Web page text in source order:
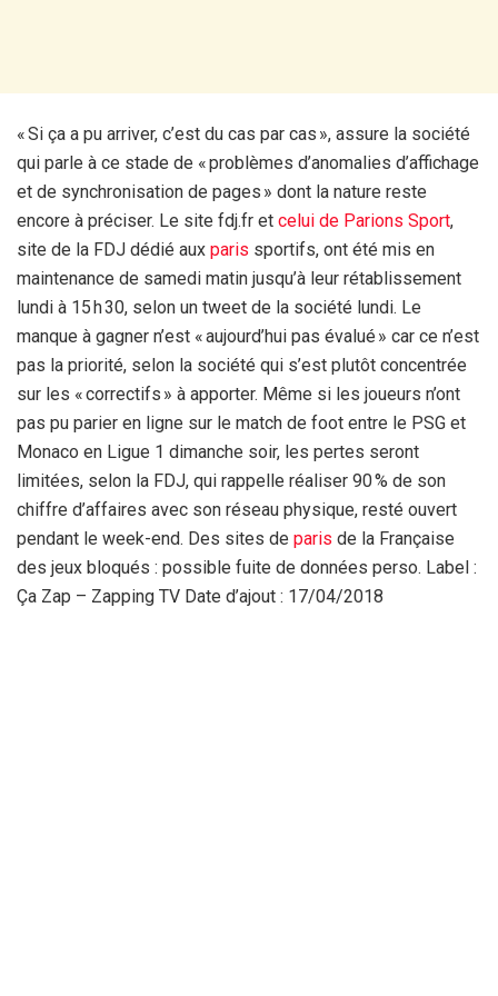
« Si ça a pu arriver, c’est du cas par cas », assure la société
qui parle à ce stade de « problèmes d’anomalies d’affichage
et de synchronisation de pages » dont la nature reste
encore à préciser. Le site fdj.fr et celui de Parions Sport,
site de la FDJ dédié aux paris sportifs, ont été mis en
maintenance de samedi matin jusqu’à leur rétablissement
lundi à 15 h 30, selon un tweet de la société lundi. Le
manque à gagner n’est « aujourd’hui pas évalué » car ce n’est
pas la priorité, selon la société qui s’est plutôt concentrée
sur les « correctifs » à apporter. Même si les joueurs n’ont
pas pu parier en ligne sur le match de foot entre le PSG et
Monaco en Ligue 1 dimanche soir, les pertes seront
limitées, selon la FDJ, qui rappelle réaliser 90 % de son
chiffre d’affaires avec son réseau physique, resté ouvert
pendant le week-end. Des sites de paris de la Française
des jeux bloqués : possible fuite de données perso. Label :
Ça Zap – Zapping TV Date d’ajout : 17/04/2018